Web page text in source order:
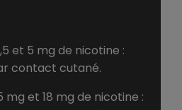
et 5 mg de nicotine :
contact cutané.
et 18 mg de nicotine :